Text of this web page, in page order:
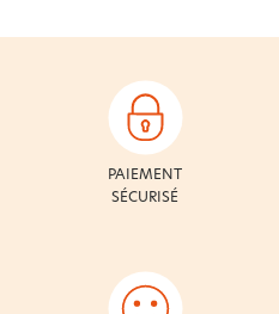
PAIEMENT
SÉCURISÉ